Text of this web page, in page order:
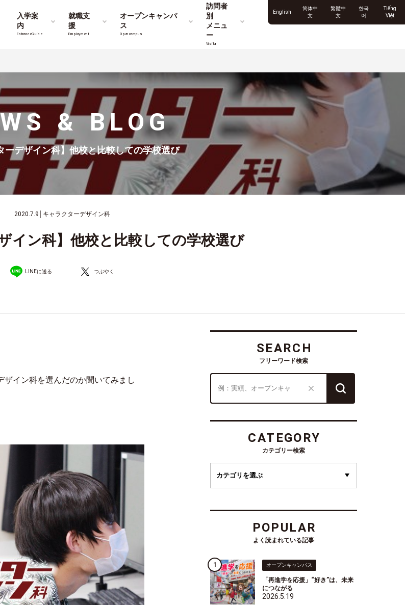
入学案
内
Entrance Guide
就職支
援
Employment
オープンキャンパ
ス
Opencampus
訪問者
別
メニュ
ー
Visitor
English
简体中
文
繁體中
文
한국
어
Tiếng
Việt
& BLOG
ーデザイン科】他校と比較しての学校選び
2020.7.9 キャラクターデザイン科
イン科】他校と比較しての学校選び
LINEに送る つぶやく
イン科を選んだのか聞いてみまし
SEARCH
フリーワード検索
CATEGORY
カテゴリー検索
POPULAR
よく読まれている記事
オープンキャンパス
「再進学を応援」“好き”は、未来
につながる
2026.5.19